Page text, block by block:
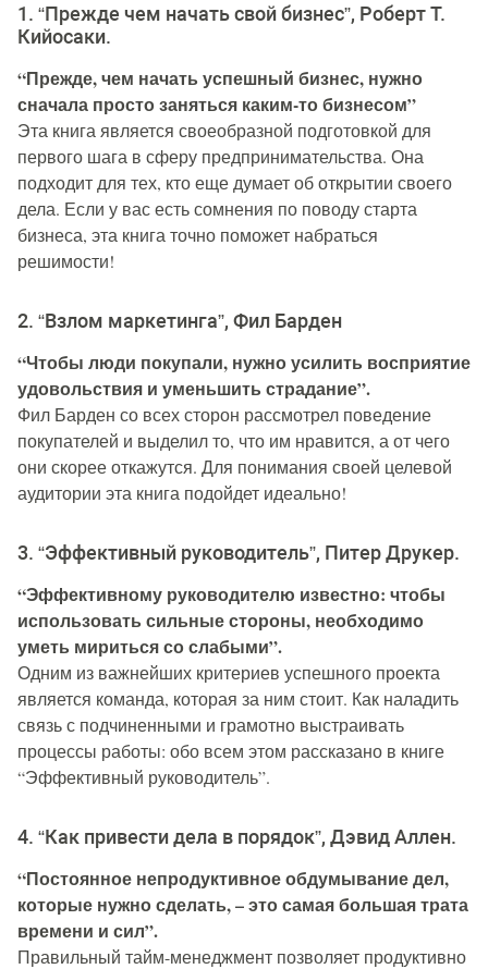
1. “Прежде чем начать свой бизнес”, Роберт Т.
Кийосаки.
“Прежде, чем начать успешный бизнес, нужно
сначала просто заняться каким-то бизнесом”
Эта книга является своеобразной подготовкой для
первого шага в сферу предпринимательства. Она
подходит для тех, кто еще думает об открытии своего
дела. Если у вас есть сомнения по поводу старта
бизнеса, эта книга точно поможет набраться
решимости!
2. “Взлом маркетинга”, Фил Барден
“Чтобы люди покупали, нужно усилить восприятие
удовольствия и уменьшить страдание”.
Фил Барден со всех сторон рассмотрел поведение
покупателей и выделил то, что им нравится, а от чего
они скорее откажутся. Для понимания своей целевой
аудитории эта книга подойдет идеально!
3. “Эффективный руководитель”, Питер Друкер.
“Эффективному руководителю известно: чтобы
использовать сильные стороны, необходимо
уметь мириться со слабыми”.
Одним из важнейших критериев успешного проекта
является команда, которая за ним стоит. Как наладить
связь с подчиненными и грамотно выстраивать
процессы работы​​: обо всем этом рассказано в книге
“Эффективный руководитель”.
4. “Как привести дела в порядок”, Дэвид Аллен.
“Постоянное непродуктивное обдумывание дел,
которые нужно сделать, – это самая большая трата
времени и сил”.
Правильный тайм-менеджмент позволяет продуктивно